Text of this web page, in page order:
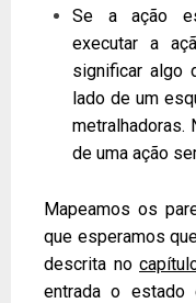
Se a ação
executar a
significar algo
lado de um
metralhadoras.
de uma ação
Mapeamos os
que esperamos
descrita no
entrada o